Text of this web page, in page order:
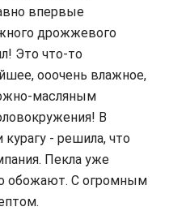
впервые
дрожжевого
Это что-то
ооочень влажное,
масляным
В
- решила, что
Пекла уже
обожают. С огромным